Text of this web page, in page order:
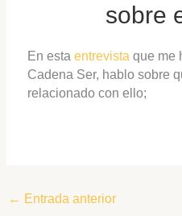
sobre
En esta entrevista que me
Cadena Ser, hablo sobre
relacionado con ello;
← Entrada anterior